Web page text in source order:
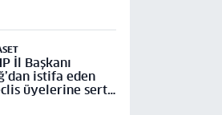
İl Başkanı
istifa eden
üyelerine sert